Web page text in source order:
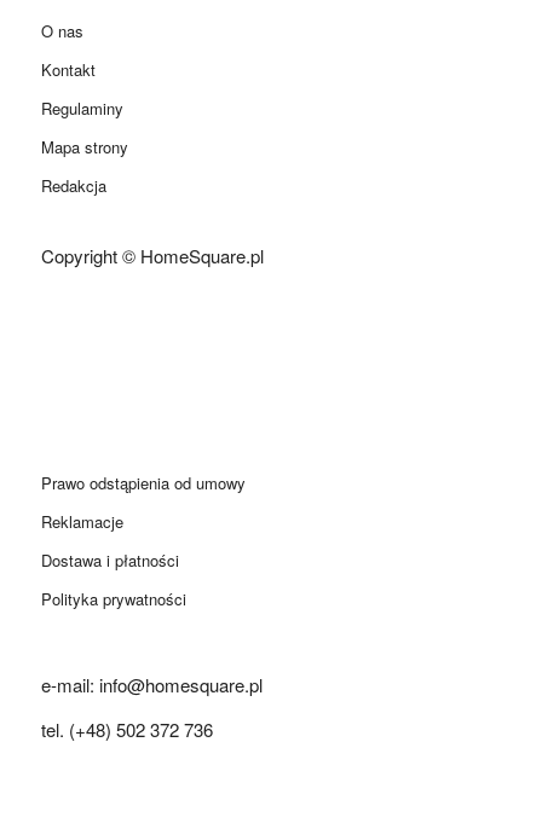
O nas
Kontakt
Regulaminy
Mapa strony
Redakcja
Copyright © HomeSquare.pl
Prawo odstąpienia od umowy
Reklamacje
Dostawa i płatności
Polityka prywatności
e-mail: info@homesquare.pl
tel. (+48) 502 372 736